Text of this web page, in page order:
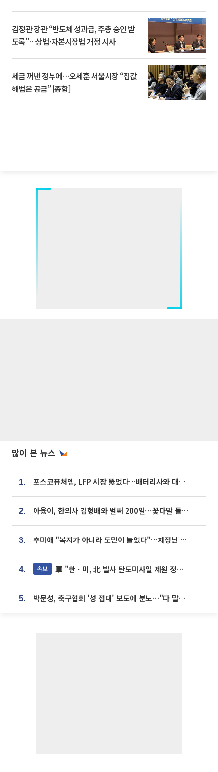
김정관 장관 “반도체 성과급, 주총 승인 받
도록”…상법·자본시장법 개정 시사
세금 꺼낸 정부에…오세훈 서울시장 “집값
해법은 공급” [종합]
많이 본 뉴스
1. 포스코퓨처엠, LFP 시장 뚫었다…배터리사와 대규모 장기 공급 합의
2. 아옳이, 한의사 김형배와 벌써 200일⋯꽃다발 들고 "프러포즈 아냐"
3. 추미애 "복지가 아니라 도민이 늘었다"…재정난 책임론 정면돌파
4. 속보 軍 "한ㆍ미, 北 발사 탄도미사일 제원 정밀분석 중"
5. 박문성, 축구협회 '성 접대' 보도에 분노…"다 말아먹으려고 작정했나"